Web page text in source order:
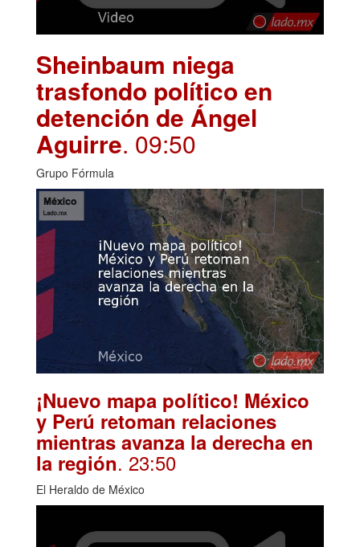
Sheinbaum niega
trasfondo político en
detención de Ángel
Aguirre. 09:50
Grupo Fórmula
¡Nuevo mapa político! México
y Perú retoman relaciones
mientras avanza la derecha en
la región. 23:50
El Heraldo de México